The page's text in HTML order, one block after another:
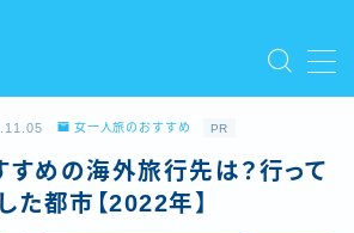
#5
Part01
女一人旅のおすすめ PR
めの海外旅行先は？行って
た都市【2022年】